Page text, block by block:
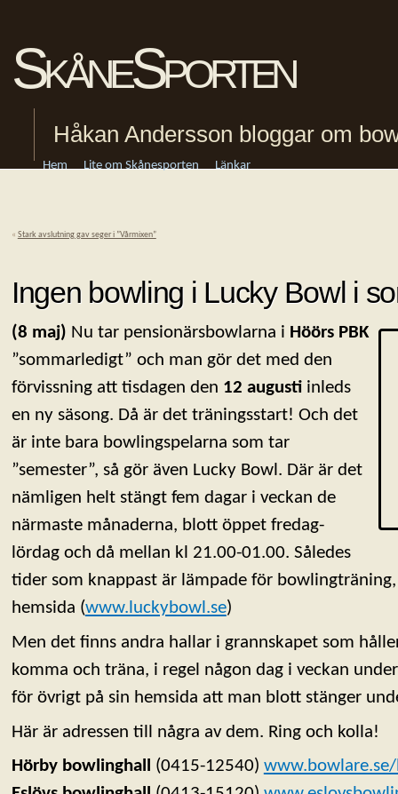
SkåneSporten
Håkan Andersson bloggar om
Hem Lite om Skånesporten Länkar
« Stark avslutning gav seger i ”Vårmixen”
Ingen bowling i Lucky Bowl i
(8 maj) Nu tar pensionärsbowlarna i Höörs PBK
”sommarledigt” och man gör det med den
förvissning att tisdagen den 12 augustiinleds
en ny säsong. Då är det träningsstart! Och det
är inte bara bowlingspelarna som tar
”semester”, så gör även Lucky Bowl. Där är det
nämligen helt stängt fem dagar i veckan de
närmaste månaderna, blott öppet fredag-
lördag och då mellan kl 21.00-01.00. Således
tider som knappast är lämpade för
hemsida (www.luckybowl.se)
Men det finns andra hallar i grannskapet som
komma och träna, i regel någon dag i veckan
för övrigt på sin hemsida att man blott stänger
Här är adressen till några av dem. Ring och kolla!
Hörby bowlinghall (0415-12540)